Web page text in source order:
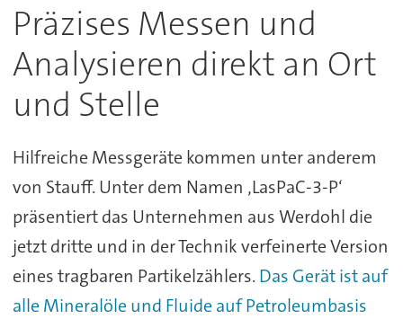
Präzises Messen und
Analysieren direkt an Ort
und Stelle
Hilfreiche Messgeräte kommen unter anderem
von Stauff. Unter dem Namen ‚LasPaC-3-P‘
präsentiert das Unternehmen aus Werdohl die
jetzt dritte und in der Technik verfeinerte Version
eines tragbaren Partikelzählers. Das Gerät ist auf
alle Mineralöle und Fluide auf Petroleumbasis